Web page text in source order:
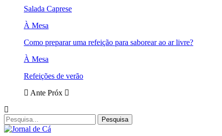
Salada Caprese
À Mesa
Como preparar uma refeição para saborear ao ar livre?
À Mesa
Refeições de verão
Ante Próx